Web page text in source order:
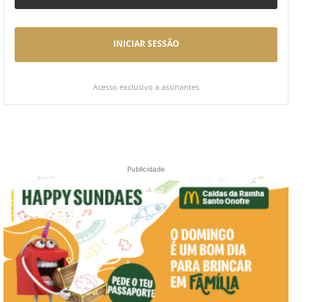
INICIAR SESSÃO
Acesso exclusivo a assinantes
Publicidade